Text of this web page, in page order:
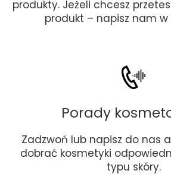
produkty. Jeżeli chcesz
produkt – napisz nam
Porady
Zadzwoń lub napisz do nas
dobrać kosmetyki
typu skóry.